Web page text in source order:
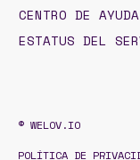
CENTRO DE AYUDA
ESTATUS DEL
© WELOV.IO
POLÍTICA DE